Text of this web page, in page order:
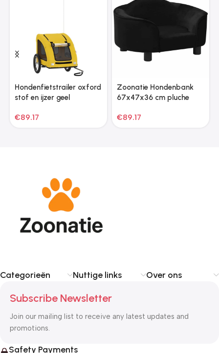
Hondenfietstrailer oxford
stof en ijzer geel
€89.17
Zoonatie Hondenbank
67x47x36 cm pluche
€89.17
Categorieën Nuttige links Over ons
Subscribe Newsletter
Join our mailing list to receive any latest updates and
promotions.
Safety Payments